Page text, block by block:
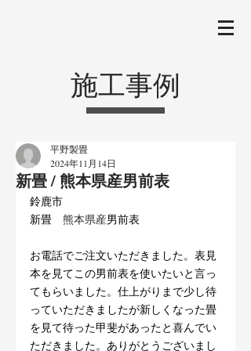
施工事例
新畳 / 熊本県産男前表
平野製畳
2024年11月14日
鈴鹿市
新畳 熊本県産男前表
お電話でご注文いただきました。表見
本を見てこの男前表を使いたいと言っ
てもらいました。仕上がりまで少し待
っていただきましたが新しくなった畳
を見て待った甲斐があったと喜んでい
ただきました。ありがとうございまし